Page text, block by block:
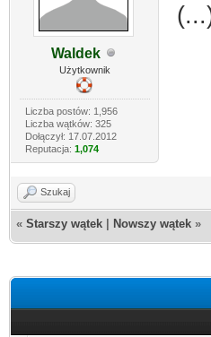
Waldek
Użytkownik
Liczba postów: 1,956
Liczba wątków: 325
Dołączył: 17.07.2012
Reputacja: 1,074
Szukaj
« Starszy wątek Nowszy wątek »